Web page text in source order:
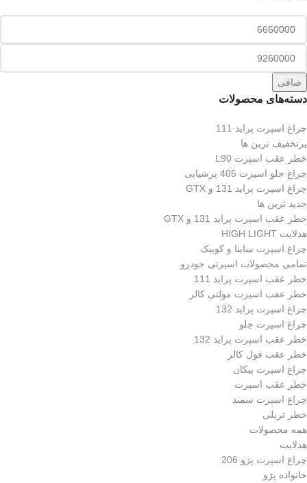
صافی
دسته‌های محصولات
چراغ اسپرت پراید 111
پرتخفیف ترین ها
خطر عقب اسپرت L90
چراغ جلو اسپرت 405 پرشیایی
چراغ اسپرت پراید 131 و GTX
جدید ترین ها
خطر عقب اسپرت پراید 131 و GTX
هدلایت HIGH LIGHT
چراغ اسپرت ساینا و کوییک
تمامی محصولات اسپرتی خودرو
خطر عقب اسپرت پراید 111
خطر عقب اسپرت مولتی کالر
چراغ اسپرت پراید 132
چراغ اسپرت جلو
خطر عقب اسپرت پراید 132
خطر عقب فول کالر
چراغ اسپرت پیکان
خطر عقب اسپرت
چراغ اسپرت سمند
خطر تریلی
همه محصولات
هدلایت
چراغ اسپرت پژو 206
خانواده پژو